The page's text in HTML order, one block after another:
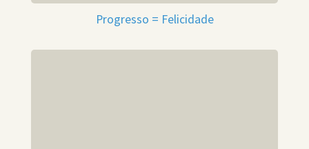
Progresso = Felicidade